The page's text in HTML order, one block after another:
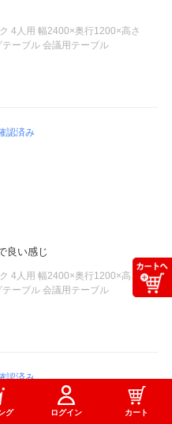
4人用 幅2400×奥行1200×高さ
ーブル 会議用テーブル
認済み
良い感じ
4人用 幅2400×奥行1200×高さ
ーブル 会議用テーブル
認済み
グ ログイン カート